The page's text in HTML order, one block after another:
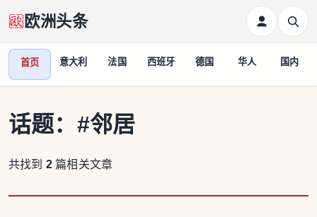
欧洲头条
首页 意大利 法国 西班牙 德国 华人 国内
话题： #邻居
共找到 2 篇相关文章